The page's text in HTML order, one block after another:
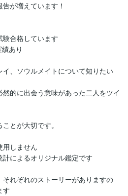
が増えています！
合格しています
あり
、ソウルメイトについて知りたい
的に出会う意味があった二人をツイ
とが大切です。
用しません
によるオリジナル鑑定です
れぞれのストーリーがありますの
す